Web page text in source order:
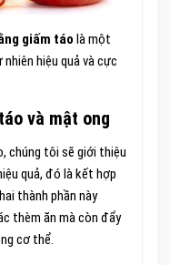
giấm táo là một
hiệu quả và cực
và mật ong
chúng tôi sẽ giới thiệu
quả, đó là kết hợp
thành phần này
thèm ăn mà còn đẩy
cơ thể.